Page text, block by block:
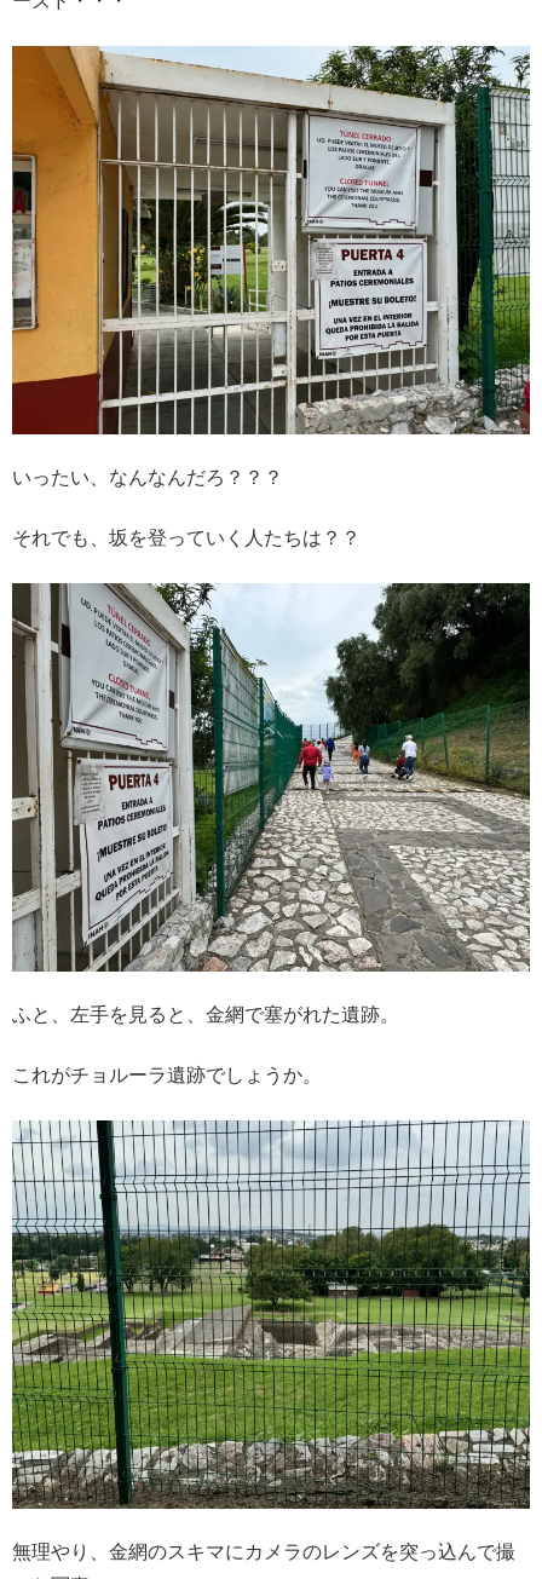
いったい、なんなんだろ？？？
それでも、坂を登っていく人たちは？？
ふと、左手を見ると、金網で塞がれた遺跡。
これがチョルーラ遺跡でしょうか。
無理やり、金網のスキマにカメラのレンズを突っ込んで撮